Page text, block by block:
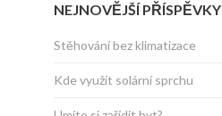
NEJNOVĚJŠÍ PŘÍSPĚVKY
Stěhování bez klimatizace
Kde využít solární sprchu